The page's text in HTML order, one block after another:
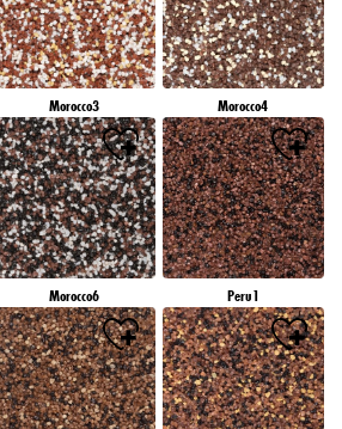
Morocco3 Morocco4
Morocco6 Peru1